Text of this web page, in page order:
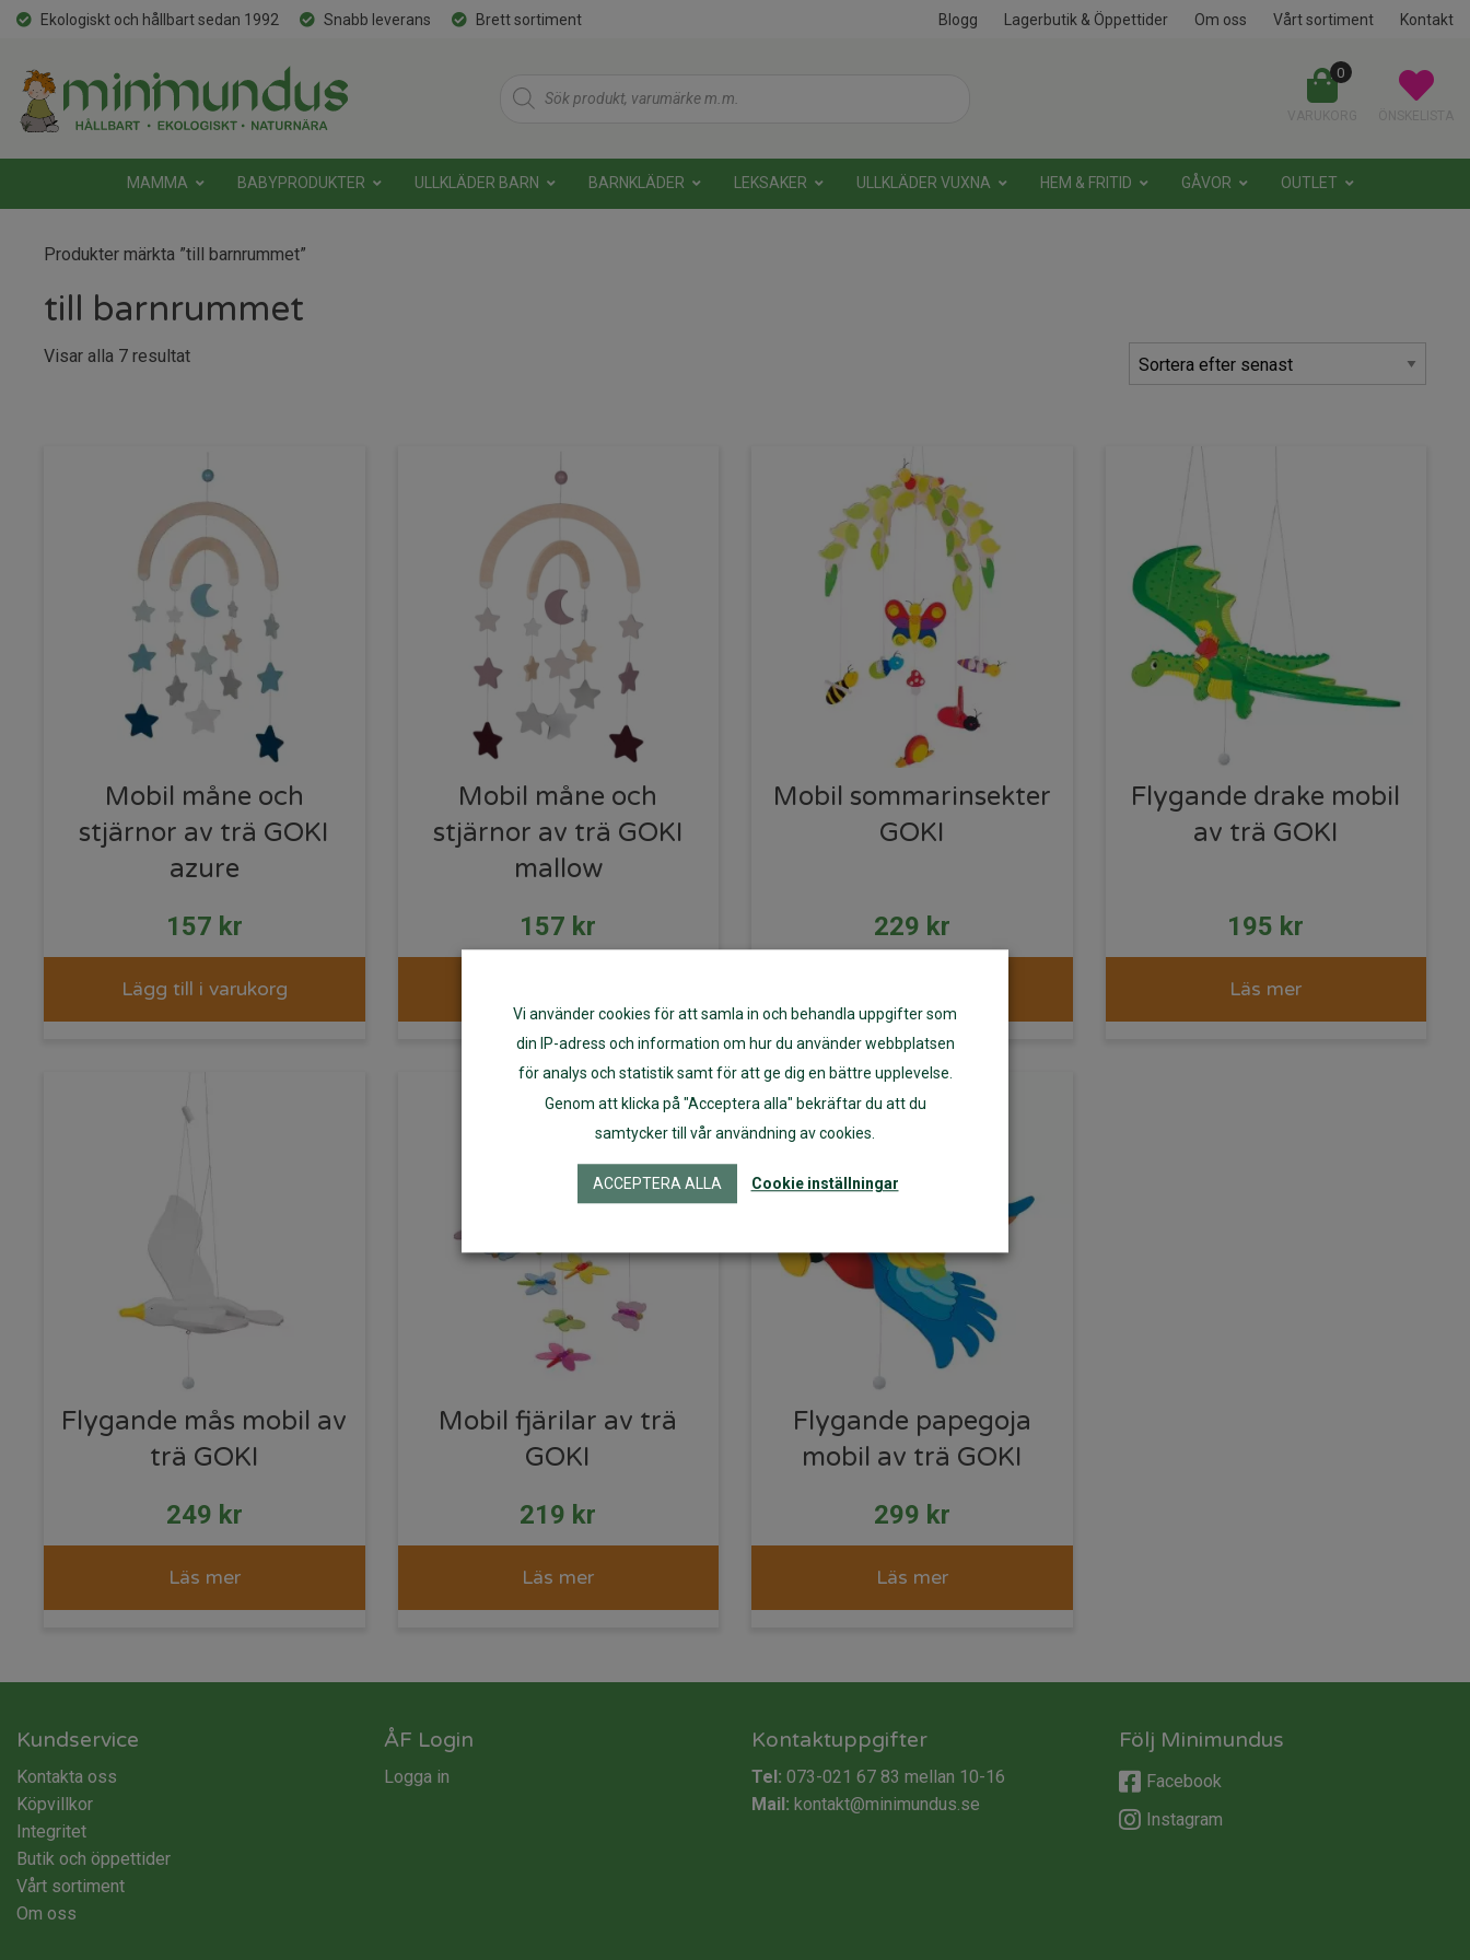
Ekologiskt och hållbart sedan 1992 Snabb leverans Brett sortiment Blogg Lagerbutik & Öppettider Om oss Vårt sortiment Kontakt
Products
search
0
MAMMA BABYPRODUKTER ULLKLÄDER BARN BARNKLÄDER LEKSAKER ULLKLÄDER VUXNA HEM & FRITID GÅVOR OUTLET
Produkter märkta ”till barnrummet”
till barnrummet
Visar alla 7 resultatSortera
Mobil måne och
stjärnor av trä GOKI
azure
157 kr
Lägg till i varukorg
Mobil måne och
stjärnor av trä GOKI
mallow
157 kr
Mobil sommarinsekter
GOKI
229 kr
Flygande drake mobil
av trä GOKI
195 kr
Läs mer
Flygande mås mobil av
trä GOKI
249 kr
Läs mer
Mobil fjärilar av trä
GOKI
219 kr
Läs mer
Flygande papegoja
mobil av trä GOKI
299 kr
Läs mer
Kundservice
Kontakta oss
Köpvillkor
Integritet
Butik och öppettider
Vårt sortiment
Om oss
ÅF Login
Logga in
Kontaktuppgifter
Tel: 073-021 67 83 mellan 10-16
Mail: kontakt@minimundus.se
Följ Minimundus
Facebook
Instagram
Vi använder cookies för att samla in och behandla uppgifter som
din IP-adress och information om hur du använder webbplatsen
för analys och statistik samt för att ge dig en bättre upplevelse.
Genom att klicka på "Acceptera alla" bekräftar du att du
samtycker till vår användning av cookies.
ACCEPTERA ALLA Cookie inställningar